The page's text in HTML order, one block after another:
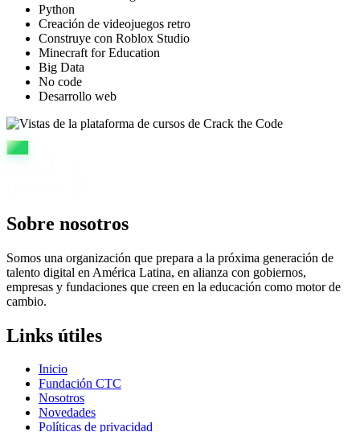
Python
Creación de videojuegos retro
Construye con Roblox Studio
Minecraft for Education
Big Data
No code
Desarrollo web
Sobre nosotros
Somos una organización que prepara a la próxima generación de
talento digital en América Latina, en alianza con gobiernos,
empresas y fundaciones que creen en la educación como motor de
cambio.
Links útiles
Inicio
Fundación CTC
Nosotros
Novedades
Políticas de privacidad